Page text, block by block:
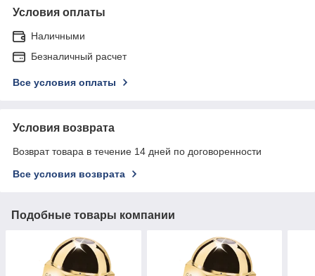
Условия оплаты
Наличными
Безналичный расчет
Все условия оплаты
Условия возврата
Возврат товара в течение 14 дней по договоренности
Все условия возврата
Подобные товары компании